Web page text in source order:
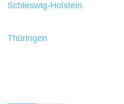
Schleswig-Holstein
Thüringen